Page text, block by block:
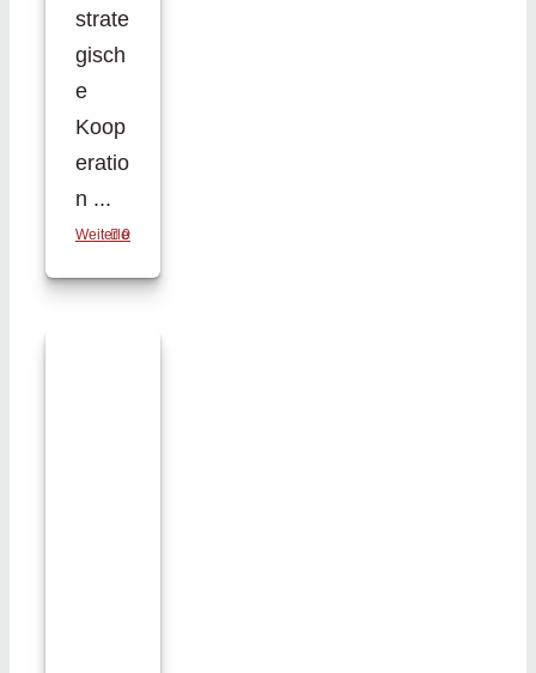
strate
gisch
e
Koop
eratio
n ...
Weiterlesen
0